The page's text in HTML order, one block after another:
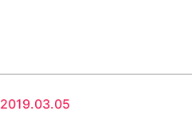
2019.03.05